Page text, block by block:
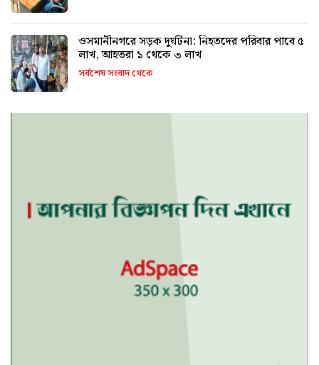
ওসমানীনগরে সড়ক দুর্ঘটনা: নিহতদের পরিবার পাবে ৫
লাখ, আহতরা ১ থেকে ৩ লাখ
সর্বশেষ সংবাদ থেকে